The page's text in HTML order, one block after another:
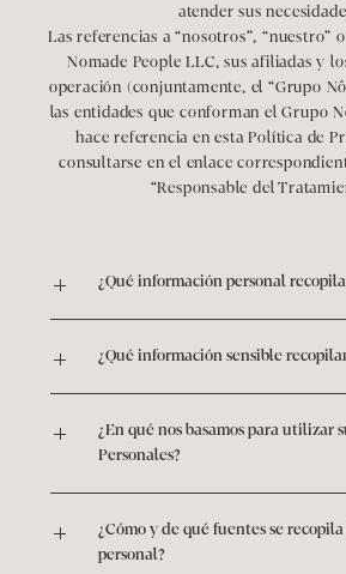
atender sus
Las referencias a “nosotros”, “nuestro”
Nomade People LLC, sus afiliadas y
operación (conjuntamente, el “Grupo
las entidades que conforman el Grupo
hace referencia en esta Política de
consultarse en el enlace
“Responsable del
¿Qué información personal
¿Qué información sensible
¿En qué nos basamos para utilizar
Personales?
¿Cómo y de qué fuentes se
personal?